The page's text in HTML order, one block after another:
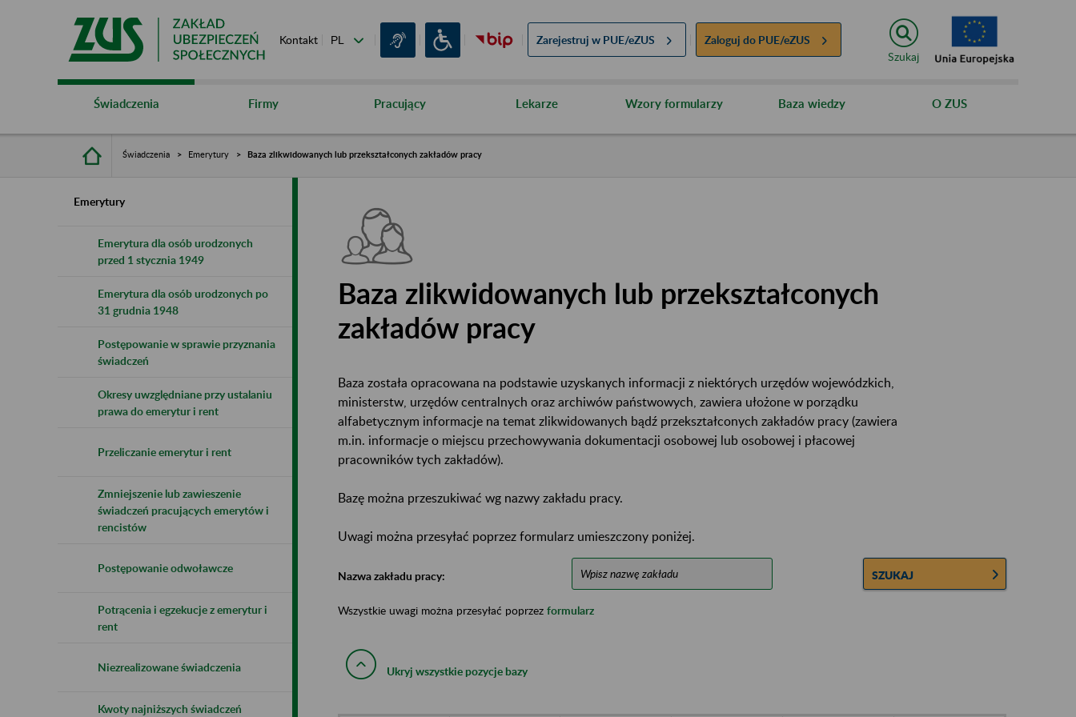
Kontakt Zarejestruj w PUE/eZUS Zaloguj do PUE/eZUS
Szukaj
Świadczenia Firmy Pracujący Lekarze Wzory formularzy Baza wiedzy O ZUS
Świadczenia Emerytury Baza zlikwidowanych lub przekształconych zakładów pracy
Emerytury
Emerytura dla osób urodzonych
przed 1 stycznia 1949
Emerytura dla osób urodzonych po
31 grudnia 1948
Postępowanie w sprawie przyznania
świadczeń
Okresy uwzględniane przy ustalaniu
prawa do emerytur i rent
Przeliczanie emerytur i rent
Zmniejszenie lub zawieszenie
świadczeń pracujących emerytów i
rencistów
Postępowanie odwoławcze
Potrącenia i egzekucje z emerytur i
rent
Niezrealizowane świadczenia
Kwoty najniższych świadczeń
Baza zlikwidowanych lub przekształconych
zakładów pracy
Baza została opracowana na podstawie uzyskanych informacji z niektórych urzędów wojewódzkich,
ministerstw, urzędów centralnych oraz archiwów państwowych, zawiera ułożone w porządku
alfabetycznym informacje na temat zlikwidowanych bądź przekształconych zakładów pracy (zawiera
m.in. informacje o miejscu przechowywania dokumentacji osobowej lub osobowej i płacowej
pracowników tych zakładów).
Bazę można przeszukiwać wg nazwy zakładu pracy.
Uwagi można przesyłać poprzez formularz umieszczony poniżej.
Nazwa zakładu pracy: SZUKAJ
Wszystkie uwagi można przesyłać poprzez formularz
Ukryj wszystkie pozycje bazy